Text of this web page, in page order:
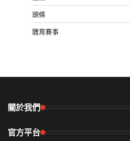
頭條
體育賽事
關於我們
官方平台